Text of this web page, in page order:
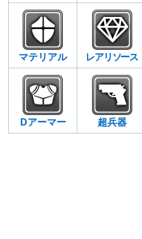
マテリアル レアリソース
Dアーマー 超兵器